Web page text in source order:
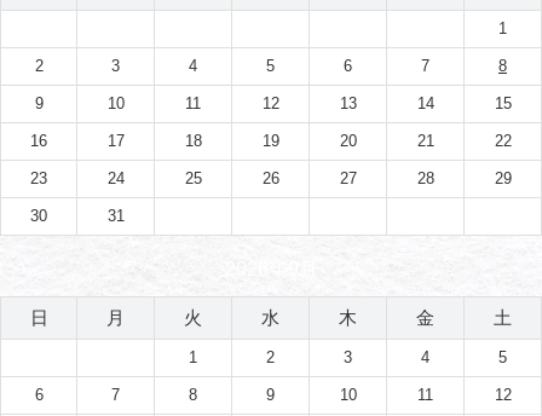
1
2 3 4 5 6 7 8
9 10 11 12 13 14 15
16 17 18 19 20 21 22
23 24 25 26 27 28 29
30 31
日 月 火 水 木 金 土
1 2 3 4 5
6 7 8 9 10 11 12